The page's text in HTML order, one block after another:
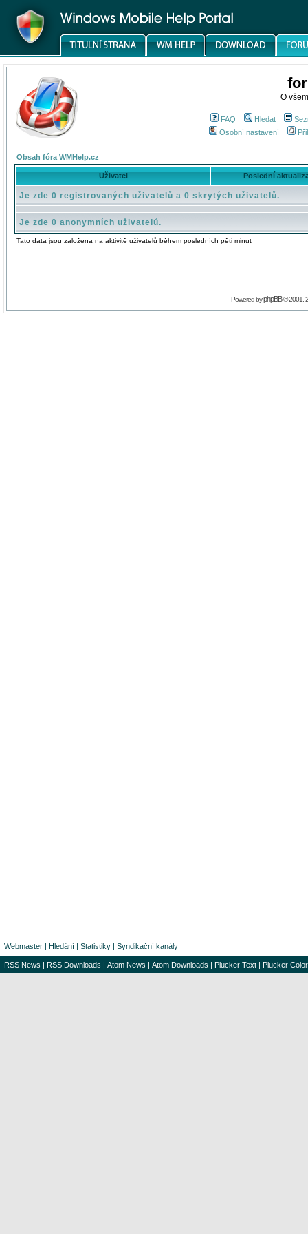
O
FAQ Hledat
Osobní nastavení
Obsah fóra WMHelp.cz
Uživatel Poslední
Je zde 0 registrovaných uživatelů a 0 skrytých uživatelů.
Je zde 0 anonymních uživatelů.
Tato data jsou založena na aktivitě uživatelů během posledních pěti minut
Powered byphpBB© 2001,
Webmaster | Hledání | Statistiky | Syndikační kanály
RSS News | RSS Downloads | Atom News | Atom Downloads | Plucker Text | Plucker Color